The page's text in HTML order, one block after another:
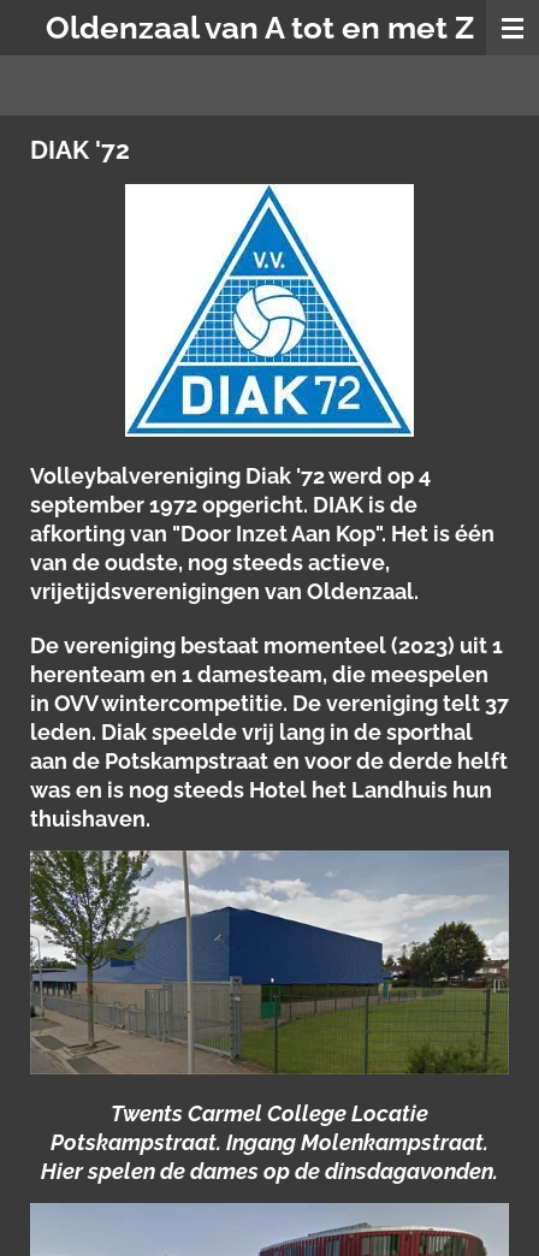
direct
Oldenzaal van A tot en met Z
DIAK '72
Volleybalvereniging Diak '72 werd op 4
september 1972 opgericht. DIAK is de
afkorting van "Door Inzet Aan Kop". Het iséén
van de oudste, nog steeds actieve,
vrijetijdsverenigingen van Oldenzaal.
De vereniging bestaat momenteel (2023) uit 1
herenteam en 1 damesteam, die meespelen
in OVV wintercompetitie. De vereniging telt 37
leden. Diak speelde vrij lang in de sporthal
aan de Potskampstraat en voor de derde helft
was en is nog steeds Hotel het Landhuis hun
thuishaven.
Twents Carmel College Locatie
Potskampstraat. Ingang Molenkampstraat.
Hier spelen de dames op de dinsdagavonden.